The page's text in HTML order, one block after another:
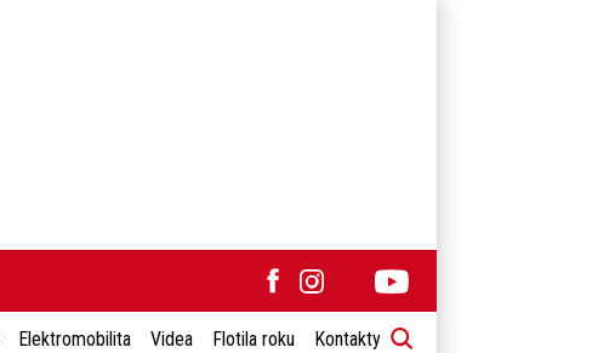
Elektromobilita Videa Flotila roku Kontakty